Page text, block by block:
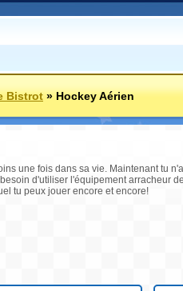
Bistrot»Hockey Aérien
une fois dans sa vie. Maintenant tu
d'utiliser l'équipement arracheur
tu peux jouer encore et encore!